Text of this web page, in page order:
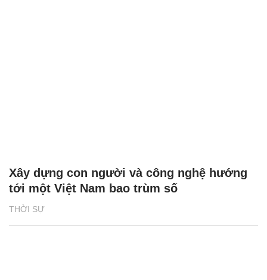
THỜI SỰ
Xây dựng con người và công nghệ hướng
tới một Việt Nam bao trùm số